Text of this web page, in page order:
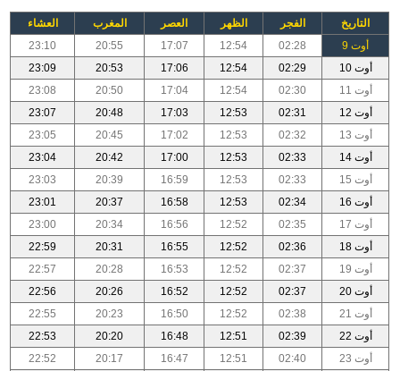
التاريخ الفجر الظهر العصر المغرب
العشاء
أوت 9
02:28
12:54
17:07
20:55
23:10
أوت 10
02:29
12:54
17:06
20:53
23:09
أوت 11
02:30
12:54
17:04
20:50
23:08
أوت 12
02:31
12:53
17:03
20:48
23:07
أوت 13
02:32
12:53
17:02
20:45
23:05
أوت 14
02:33
12:53
17:00
20:42
23:04
أوت 15
02:33
12:53
16:59
20:39
23:03
أوت 16
02:34
12:53
16:58
20:37
23:01
أوت 17
02:35
12:52
16:56
20:34
23:00
أوت 18
02:36
12:52
16:55
20:31
22:59
أوت 19
02:37
12:52
16:53
20:28
22:57
أوت 20
02:37
12:52
16:52
20:26
22:56
أوت 21
02:38
12:52
16:50
20:23
22:55
أوت 22
02:39
12:51
16:48
20:20
22:53
أوت 23
02:40
12:51
16:47
20:17
22:52